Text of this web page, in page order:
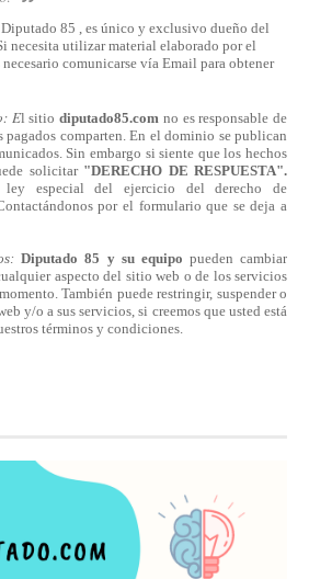
Diputado 85 , es único y exclusivo dueño del
necesita utilizar material elaborado por el
comunicarse vía Email para obtener
El sitiodiputado85.com no es responsable de
pagados comparten. En el dominio se publican
Sin embargo si siente que los hechos
solicitar "DERECHO DE RESPUESTA".
especial del ejercicio del derecho de
por el formulario que se deja a
Diputado 85 y su equipo pueden cambiar
aspecto del sitio web o de los servicios
También puede restringir, suspender o
y/o a sus servicios, si creemos que usted está
términos y condiciones.